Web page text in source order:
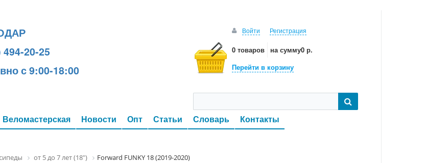
494-20-25
с 9:00-18:00
Войти Регистрация
0 товаров на сумму0 р.
Перейти в корзину
Веломастерская Новости Опт Статьи Словарь Контакты
от 5 до 7 лет (18") Forward FUNKY 18 (2019-2020)